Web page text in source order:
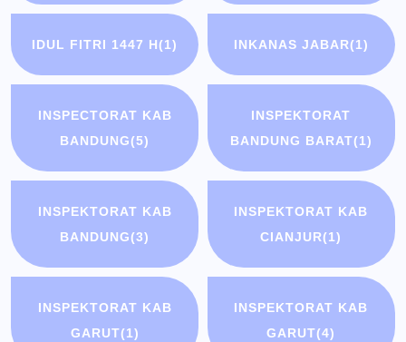
IDUL FITRI 1447 H(1) INKANAS JABAR(1)
INSPECTORAT KAB
BANDUNG(5)
INSPEKTORAT
BANDUNG BARAT(1)
INSPEKTORAT KAB
BANDUNG(3)
INSPEKTORAT KAB
CIANJUR(1)
INSPEKTORAT KAB
GARUT(1)
INSPEKTORAT KAB
GARUT(4)